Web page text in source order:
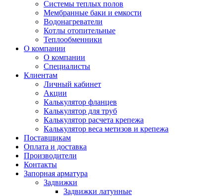
Системы теплых полов
Мембранные баки и емкости
Водонагреватели
Котлы отопительные
Теплообменники
О компании
О компании
Специалисты
Клиентам
Личный кабинет
Акции
Калькулятор фланцев
Калькулятор для труб
Калькулятор расчета крепежа
Калькулятор веса метизов и крепежа
Поставщикам
Оплата и доставка
Производители
Контакты
Запорная арматура
Задвижки
Задвижки латунные